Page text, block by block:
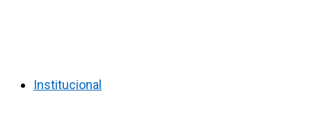
Institucional